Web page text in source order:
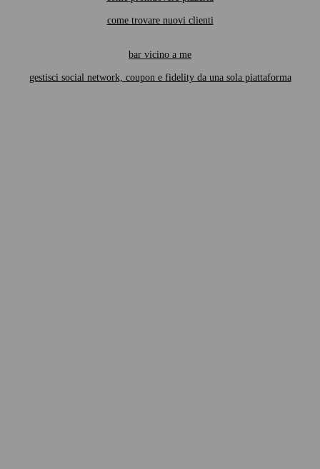
come trovare nuovi clienti
bar vicino a me
gestisci social network, coupon e fidelity da una sola piattaforma